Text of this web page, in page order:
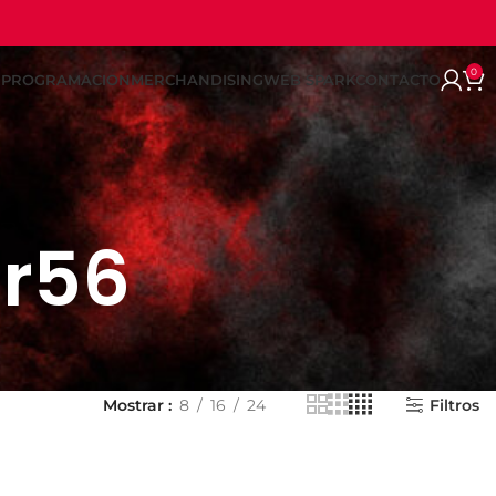
MERCHANDISINGWEB SPARK CONTACTO 0
Mostrar 8 16 24 Filtros